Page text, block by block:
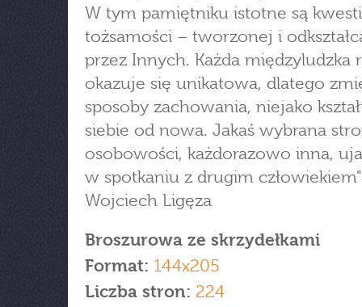
W tym pamiętniku istotne są
tożsamości – tworzonej i
przez Innych. Każda międzyludzka
okazuje się unikatowa, dlatego
sposoby zachowania, niejako
siebie od nowa. Jakaś wybrana
osobowości, każdorazowo inna,
w spotkaniu z drugim
Wojciech Ligęza
Broszurowa ze skrzydełkami
Format: 144x205
Liczba stron: 224